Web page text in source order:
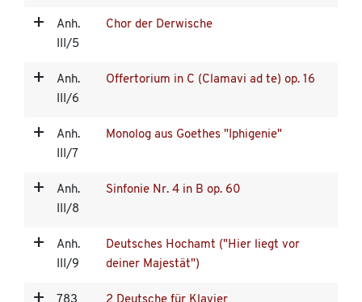
Anh.
III/5
Chor der Derwische
Anh.
III/6
Offertorium in C (Clamavi ad te) op. 16
Anh.
III/7
Monolog aus Goethes "Iphigenie"
Anh.
III/8
Sinfonie Nr. 4 in B op. 60
Anh.
III/9
Deutsches Hochamt ("Hier liegt vor
deiner Majestät")